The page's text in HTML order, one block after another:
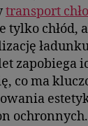
transport
tylko chłód,
zapobiega
co ma
ochronnych.